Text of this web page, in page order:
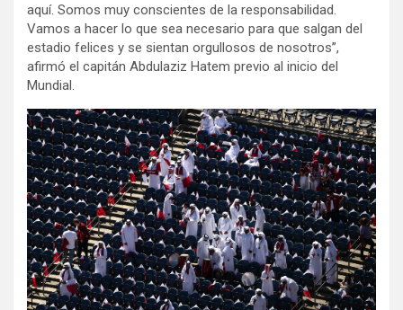
aquí. Somos muy conscientes de la responsabilidad.
Vamos a hacer lo que sea necesario para que salgan del
estadio felices y se sientan orgullosos de nosotros”,
afirmó el capitán Abdulaziz Hatem previo al inicio del
Mundial.